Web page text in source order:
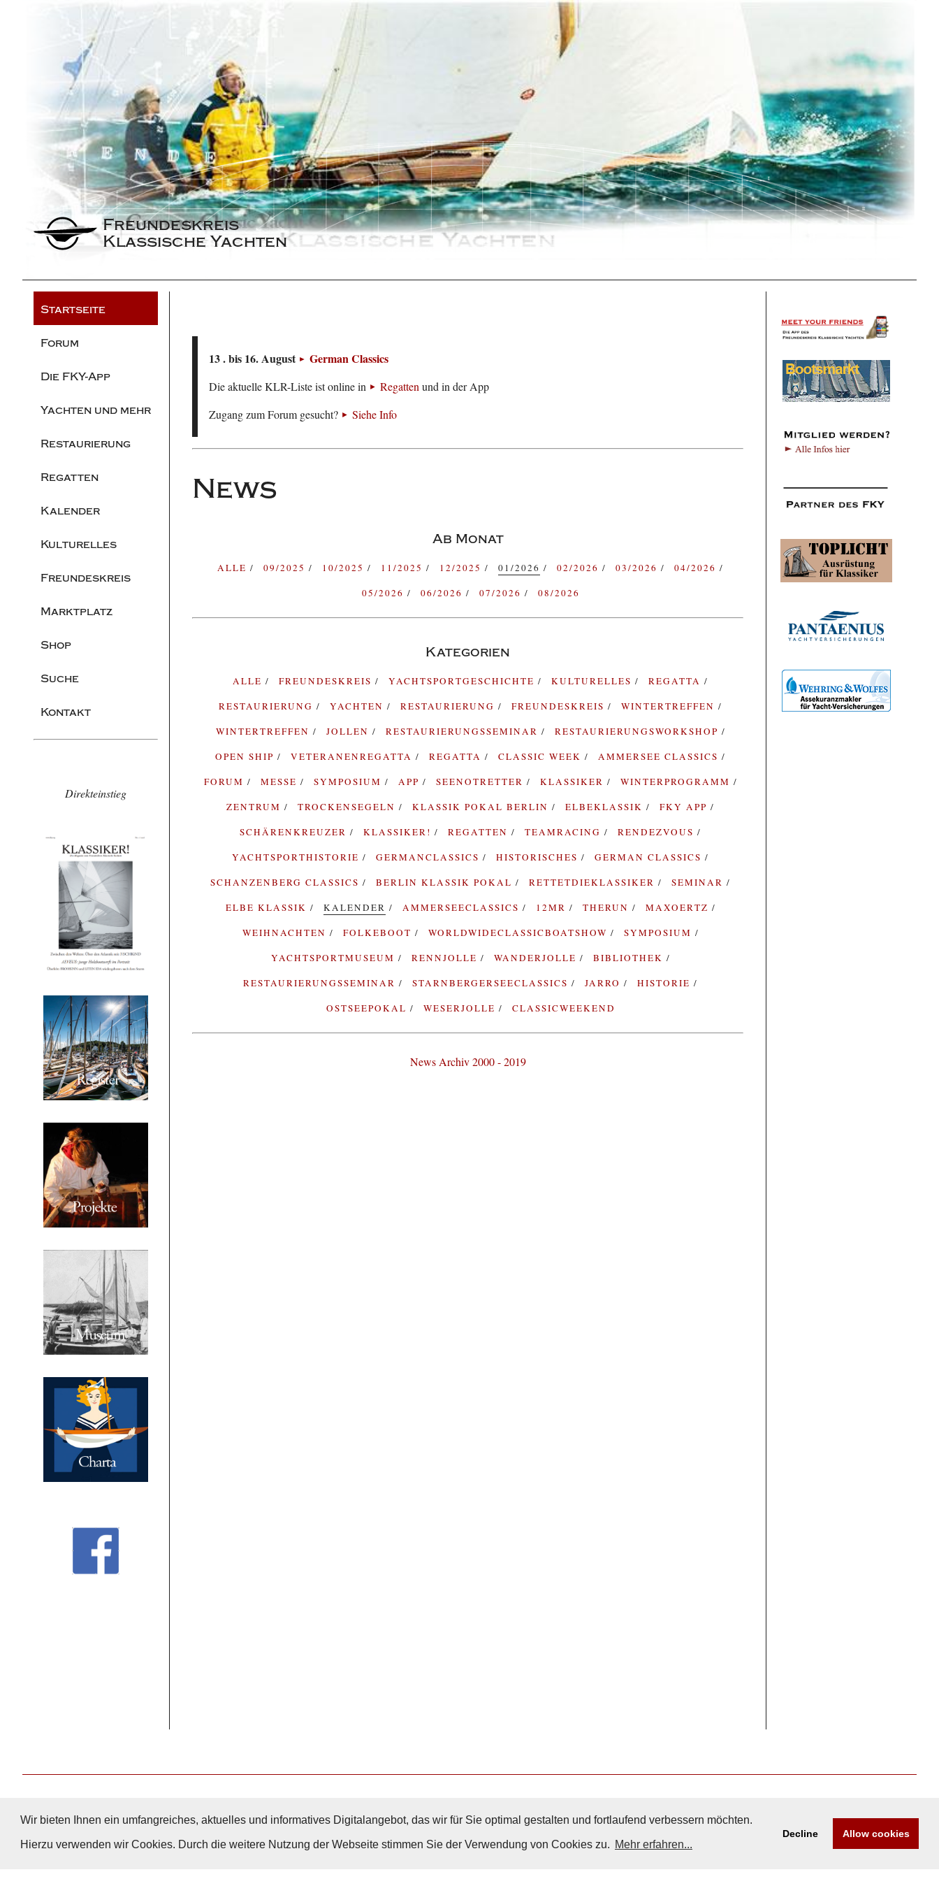
Wir bieten Ihnen ein umfangreiches, aktuelles und informatives Digitalangebot, das wir für Sie optimal gestalten und fortlaufend verbessern möchten.
Hierzu verwenden wir Cookies. Durch die weitere Nutzung der Webseite stimmen Sie der Verwendung von Cookies zu. Mehr erfahren...
Decline Allow cookies
Freundeskreis
Klassische Yachten
Startseite
Forum
Die FKY-App
Yachten und mehr
Restaurierung
Regatten
Kalender
Kulturelles
Freundeskreis
Marktplatz
Shop
Suche
Kontakt
Direkteinstieg
13 . bis 16. August German Classics
Die aktuelle KLR-Liste ist online in Regattenund in der App
Zugang zum Forum gesucht?
Siehe Info
News
Ab Monat
ALLE 09/2025 10/2025 11/2025 12/2025 01/2026 02/2026 03/2026
04/2026
05/2026
06/2026 07/2026 08/2026
Kategorien
ALLE FREUNDESKREIS YACHTSPORTGESCHICHTE KULTURELLES
REGATTA
RESTAURIERUNG
YACHTEN RESTAURIERUNG FREUNDESKREIS
WINTERTREFFEN
WINTERTREFFEN
JOLLEN RESTAURIERUNGSSEMINAR
RESTAURIERUNGSWORKSHOP
OPEN SHIP
VETERANENREGATTA REGATTA CLASSIC WEEK
AMMERSEE CLASSICS
FORUM
MESSE SYMPOSIUM APP SEENOTRETTER KLASSIKER
WINTERPROGRAMM
ZENTRUM
TROCKENSEGELN KLASSIK POKAL BERLIN ELBEKLASSIK
FKY APP
SCHÄRENKREUZER
KLASSIKER! REGATTEN TEAMRACING
RENDEZVOUS
YACHTSPORTHISTORIE
GERMANCLASSICS HISTORISCHES
GERMAN CLASSICS
SCHANZENBERG CLASSICS
BERLIN KLASSIK POKAL RETTETDIEKLASSIKER
SEMINAR
ELBE KLASSIK
KALENDER AMMERSEECLASSICS 12MR THERUN
MAXOERTZ
WEIHNACHTEN
FOLKEBOOT WORLDWIDECLASSICBOATSHOW
SYMPOSIUM
YACHTSPORTMUSEUM
RENNJOLLE WANDERJOLLE
BIBLIOTHEK
RESTAURIERUNGSSEMINAR
STARNBERGERSEECLASSICS JARRO
HISTORIE
OSTSEEPOKAL
WESERJOLLE CLASSICWEEKEND
News Archiv 2000 - 2019
Nach Oben